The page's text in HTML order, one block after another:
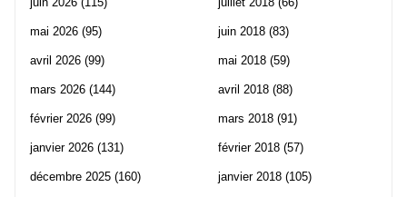
mai 2026 (95)
avril 2026 (99)
mars 2026 (144)
février 2026 (99)
janvier 2026 (131)
décembre 2025 (160)
juin 2018 (83)
mai 2018 (59)
avril 2018 (88)
mars 2018 (91)
février 2018 (57)
janvier 2018 (105)